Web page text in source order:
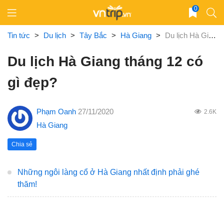
content
0
Tin tức > Du lịch > Tây Bắc > Hà Giang > Du lịch Hà Giang tháng 12 có gì đẹp?
Du lịch Hà Giang tháng 12 có
gì đẹp?
Phạm Oanh 27/11/2020 2.6K
Hà Giang
Chia sẻ
Những ngôi làng cổ ở Hà Giang nhất định phải ghé
thăm!